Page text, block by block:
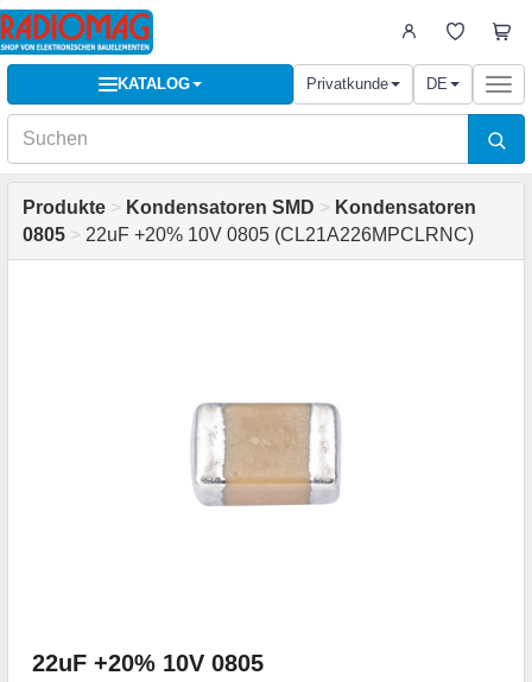
KATALOG Privatkunde DE
Produkte > Kondensatoren SMD > Kondensatoren
0805 > 22uF +20% 10V 0805 (CL21A226MPCLRNC)
22uF +20% 10V 0805